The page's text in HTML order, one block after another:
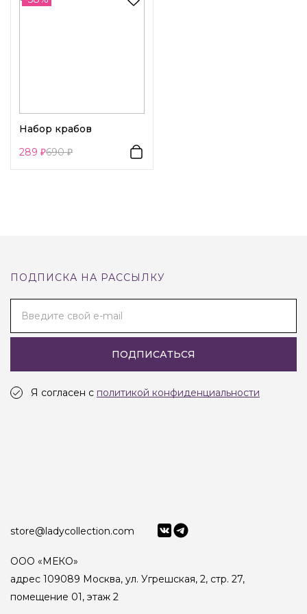
Набор крабов
289
690
ПОДПИСКА НА РАССЫЛКУ
Введите свой e-mail
ПОДПИСАТЬСЯ
Я согласен с политикой конфиденциальности
store@ladycollection.com
ООО «МЕКО»
адрес 109089 Москва, ул. Угрешская, 2, стр. 27,
помещение 01, этаж 2